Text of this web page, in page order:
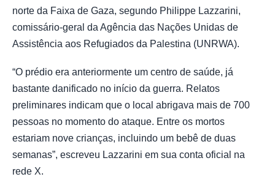
norte da Faixa de Gaza, segundo Philippe Lazzarini,
comissário-geral da Agência das Nações Unidas de
Assistência aos Refugiados da Palestina (UNRWA).
“O prédio era anteriormente um centro de saúde, já
bastante danificado no início da guerra. Relatos
preliminares indicam que o local abrigava mais de 700
pessoas no momento do ataque. Entre os mortos
estariam nove crianças, incluindo um bebê de duas
semanas”, escreveu Lazzarini em sua conta oficial na
rede X.